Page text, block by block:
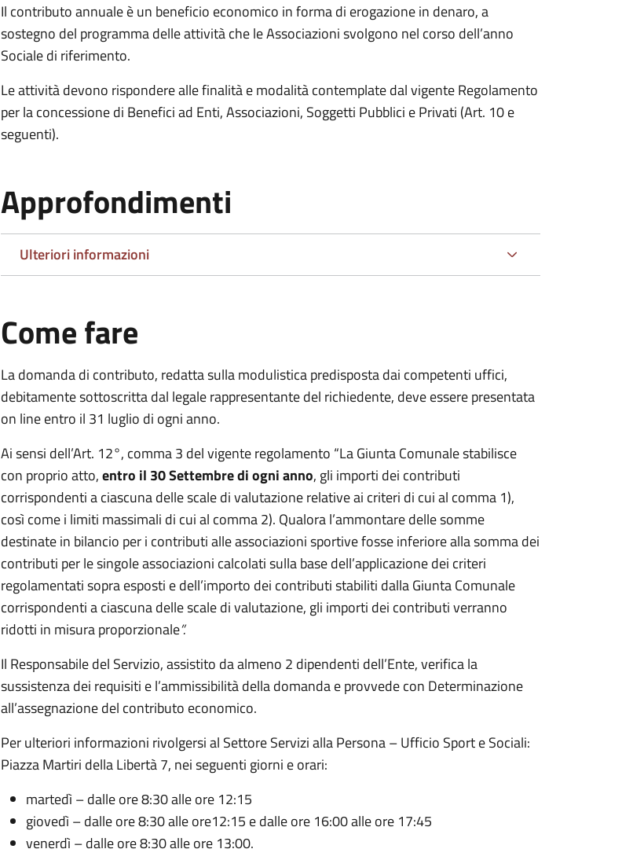
Il contributo annuale è un beneficio economico in forma di erogazione in denaro, a
sostegno del programma delle attività che le Associazioni svolgono nel corso dell’anno
Sociale di riferimento.
Le attività devono rispondere alle finalità e modalità contemplate dal vigente Regolamento
per la concessione di Benefici ad Enti, Associazioni, Soggetti Pubblici e Privati (Art. 10 e
seguenti).
Approfondimenti
Ulteriori informazioni
Come fare
La domanda di contributo, redatta sulla modulistica predisposta dai competenti uffici,
debitamente sottoscritta dal legale rappresentante del richiedente, deve essere presentata
on line entro il 31 luglio di ogni anno.
Ai sensi dell’Art. 12°, comma 3 del vigente regolamento “La Giunta Comunale stabilisce
con proprio atto,entro il 30 Settembre di ogni anno, gli importi dei contributi
corrispondenti a ciascuna delle scale di valutazione relative ai criteri di cui al comma 1),
così come i limiti massimali di cui al comma 2). Qualora l’ammontare delle somme
destinate in bilancio per i contributi alle associazioni sportive fosse inferiore alla somma dei
contributi per le singole associazioni calcolati sulla base dell’applicazione dei criteri
regolamentati sopra esposti e dell’importo dei contributi stabiliti dalla Giunta Comunale
corrispondenti a ciascuna delle scale di valutazione, gli importi dei contributi verranno
ridotti in misura proporzionale”.
Il Responsabile del Servizio,assistito da almeno 2 dipendenti dell’Ente, verifica la
sussistenza dei requisiti e l’ammissibilità della domanda eprovvedecon Determinazione
all’assegnazione del contributo economico.
Per ulteriori informazioni rivolgersi al Settore Servizi alla Persona – Ufficio Sport e Sociali:
Piazza Martiri della Libertà 7, nei seguenti giorni e orari:
martedì – dalle ore 8:30 alle ore 12:15
giovedì – dalle ore 8:30 alle ore12:15 e dalle ore 16:00 alle ore 17:45
venerdì – dalle ore 8:30 alle ore 13:00.